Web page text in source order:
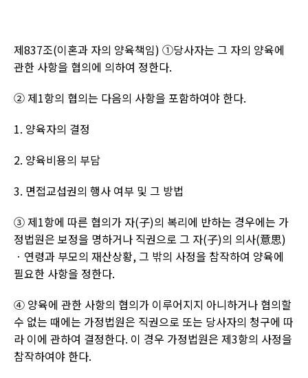
제837조(이혼과 자의 양육책임) ①당사자는 그 자의 양육에
관한 사항을 협의에 의하여 정한다.
② 제1항의 협의는 다음의 사항을 포함하여야 한다.
1. 양육자의 결정
2. 양육비용의 부담
3. 면접교섭권의 행사 여부 및 그 방법
③ 제1항에 따른 협의가 자(子)의 복리에 반하는 경우에는 가
정법원은 보정을 명하거나 직권으로 그 자(子)의 의사(意思)
ㆍ연령과 부모의 재산상황, 그 밖의 사정을 참작하여 양육에
필요한 사항을 정한다.
④ 양육에 관한 사항의 협의가 이루어지지 아니하거나 협의할
수 없는 때에는 가정법원은 직권으로 또는 당사자의 청구에 따
라 이에 관하여 결정한다. 이 경우 가정법원은 제3항의 사정을
참작하여야 한다.